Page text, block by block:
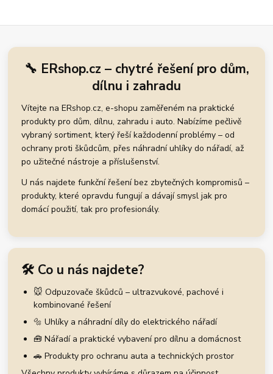
🔧 ERshop.cz – chytré řešení pro dům,
dílnu i zahradu
Vítejte na ERshop.cz, e-shopu zaměřeném na praktické
produkty pro dům, dílnu, zahradu i auto. Nabízíme pečlivě
vybraný sortiment, který řeší každodenní problémy – od
ochrany proti škůdcům, přes náhradní uhlíky do nářadí, až
po užitečné nástroje a příslušenství.
U nás najdete funkční řešení bez zbytečných kompromisů –
produkty, které opravdu fungují a dávají smysl jak pro
domácí použití, tak pro profesionály.
🛠️ Co u nás najdete?
🐭 Odpuzovače škůdců – ultrazvukové, pachové i
kombinované řešení
🔩 Uhlíky a náhradní díly do elektrického nářadí
🧰 Nářadí a praktické vybavení pro dílnu a domácnost
🚗 Produkty pro ochranu auta a technických prostor